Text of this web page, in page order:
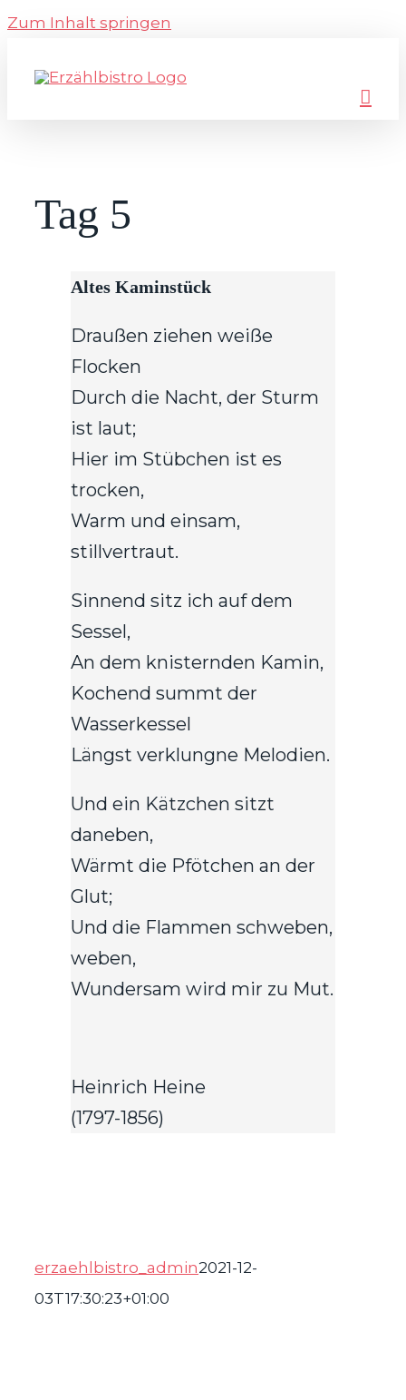
Zum Inhalt springen
Tag 5
Altes Kaminstück
Draußen ziehen weiße
Flocken
Durch die Nacht, der Sturm
ist laut;
Hier im Stübchen ist es
trocken,
Warm und einsam,
stillvertraut.
Sinnend sitz ich auf dem
Sessel,
An dem knisternden Kamin,
Kochend summt der
Wasserkessel
Längst verklungne Melodien.
Und ein Kätzchen sitzt
daneben,
Wärmt die Pfötchen an der
Glut;
Und die Flammen schweben,
weben,
Wundersam wird mir zu Mut.
Heinrich Heine
(1797-1856)
erzaehlbistro_admin2021-12-
03T17:30:23+01:00